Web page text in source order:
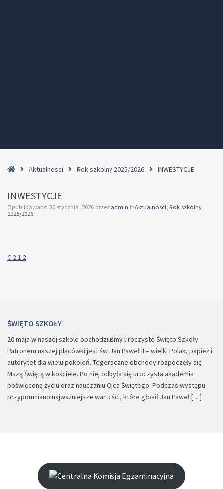
HomeAktualnosci Rok szkolny 2025/2026 INWESTYCJE
INWESTYCJE
Opublikowano 30 stycznia, 2026 przez admin InAktualnosci, Rok szkolny
2025/2026
C.2.1.2
ŚWIĘTO SZKOŁY
20 maja w naszej szkole obchodziliśmy uroczyste Święto Szkoły.
Patronem naszej placówki jest św. Jan Paweł II – wielki Polak, papież i
autorytet dla wielu pokoleń. Tegoroczne obchody rozpoczęły się
Mszą Świętą w kościele. Po niej odbyła się uroczysta akademia
poświęconą życiu oraz nauczaniu Ojca Świętego. Podczas występu
przypomniano najważniejsze wartości, które głosił Jan Paweł […]